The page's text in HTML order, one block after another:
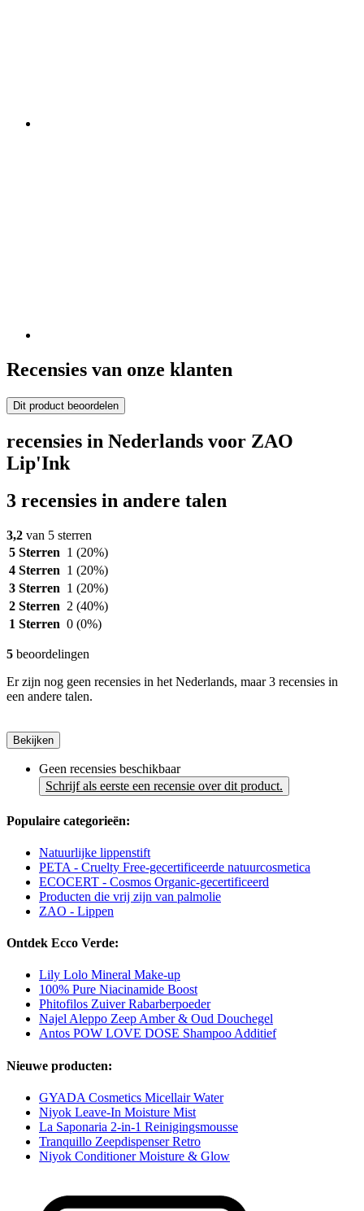
Recensies van onze klanten
Dit product beoordelen
recensies in Nederlands voor ZAO
Lip'Ink
3 recensies in andere talen
3,2 van 5 sterren
5 Sterren 1 (20%)
4 Sterren 1 (20%)
3 Sterren 1 (20%)
2 Sterren 2 (40%)
1 Sterren 0 (0%)
5 beoordelingen
Er zijn nog geen recensies in het Nederlands, maar 3 recensies in
een andere talen.
Bekijken
Geen recensies beschikbaar
Schrijf als eerste een recensie over dit product.
Populaire categorieën:
Natuurlijke lippenstift
PETA - Cruelty Free-gecertificeerde natuurcosmetica
ECOCERT - Cosmos Organic-gecertificeerd
Producten die vrij zijn van palmolie
ZAO - Lippen
Ontdek Ecco Verde:
Lily Lolo Mineral Make-up
100% Pure Niacinamide Boost
Phitofilos Zuiver Rabarberpoeder
Najel Aleppo Zeep Amber & Oud Douchegel
Antos POW LOVE DOSE Shampoo Additief
Nieuwe producten:
GYADA Cosmetics Micellair Water
Niyok Leave-In Moisture Mist
La Saponaria 2-in-1 Reinigingsmousse
Tranquillo Zeepdispenser Retro
Niyok Conditioner Moisture & Glow